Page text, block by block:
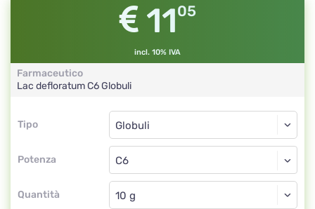
1105
incl. 10% IVA
Farmaceutico
Lac defloratumC6Globuli
Tipo
Tipo
Potenza
Globuli
C6
Quantità
Globuli